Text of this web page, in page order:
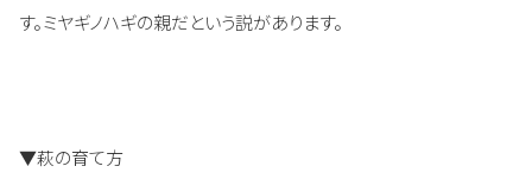
す。ミヤギノハギの親だという説があります。
▼萩の育て方